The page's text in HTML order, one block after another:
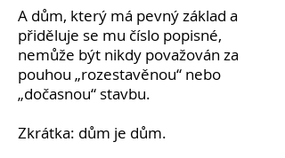
A dům, který má pevný základ a
přiděluje se mu číslo popisné,
nemůže být nikdy považován za
pouhou „rozestavěnou“ nebo
„dočasnou“ stavbu.
Zkrátka: dům je dům.